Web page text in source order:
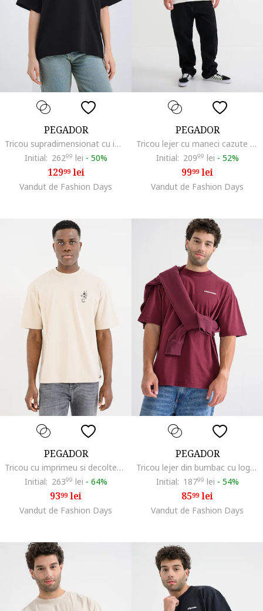
PEGADOR
Tricou supradimensionat cu imprimeu logo, Negru/Roz prafuit
Initial: 26299 lei - 50%
12999lei
Vandut de Fashion Days
PEGADOR
Tricou lejer cu maneci cazute si imprimeu pe partea din spate, Alb murdar
Initial: 20999 lei - 52%
9999lei
Vandut de Fashion Days
PEGADOR
Tricou cu imprimeu si decolteu la baza gatului, Crem
Initial: 26399 lei - 64%
9399lei
Vandut de Fashion Days
PEGADOR
Tricou lejer din bumbac cu logo, Rosu inchis
Initial: 18799 lei - 54%
8599lei
Vandut de Fashion Days